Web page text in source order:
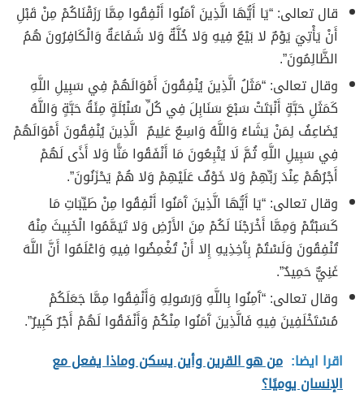
قال تعالى: “يَا أَيُّهَا الَّذِينَ آَمَنُوا أَنْفِقُوا مِمَّا رَزَقْنَاكُمْ مِنْ قَبْلِ
أَنْ يَأْتِيَ يَوْمٌ لا بَيْعٌ فِيهِ وَلا خُلَّةٌ وَلا شَفَاعَةٌ وَالْكَافِرُونَ هُمُ
الظَّالِمُونَ”.
وقال تعالى: “مَثَلُ الَّذِينَ يُنْفِقُونَ أَمْوَالَهُمْ فِي سَبِيلِ اللَّهِ
كَمَثَلِ حَبَّةٍ أَنْبَتَتْ سَبْعَ سَنَابِلَ فِي كُلِّ سُنْبُلَةٍ مِئَةُ حَبَّةٍ وَاللَّهُ
يُضَاعِفُ لِمَنْ يَشَاءُ وَاللَّهُ وَاسِعٌ عَلِيمٌ الَّذِينَ يُنْفِقُونَ أَمْوَالَهُمْ
فِي سَبِيلِ اللَّهِ ثُمَّ لَا يُتْبِعُونَ مَا أَنْفَقُوا مَنًّا وَلا أَذًى لَهُمْ
أَجْرُهُمْ عِنْدَ رَبِّهِمْ وَلا خَوْفٌ عَلَيْهِمْ وَلا هُمْ يَحْزَنُونَ”.
وقال تعالى: “يَا أَيُّهَا الَّذِينَ آَمَنُوا أَنْفِقُوا مِنْ طَيِّبَاتِ مَا
كَسَبْتُمْ وَمِمَّا أَخْرَجْنَا لَكُمْ مِنَ الأَرْضِ وَلا تَيَمَّمُوا الْخَبِيثَ مِنْهُ
تُنْفِقُونَ وَلَسْتُمْ بِآَخِذِيهِ إِلا أَنْ تُغْمِضُوا فِيهِ وَاعْلَمُوا أَنَّ اللَّهَ
غَنِيٌّ حَمِيدٌ”.
وقال تعالى: “آَمِنُوا بِاللَّهِ وَرَسُولِهِ وَأَنْفِقُوا مِمَّا جَعَلَكُمْ
مُسْتَخْلَفِينَ فِيهِ فَالَّذِينَ آَمَنُوا مِنْكُمْ وَأَنْفَقُوا لَهُمْ أَجْرٌ كَبِيرٌ”.
اقرا ايضا: من هو القرين وأين يسكن وماذا يفعل مع
الإنسان يوميًا؟